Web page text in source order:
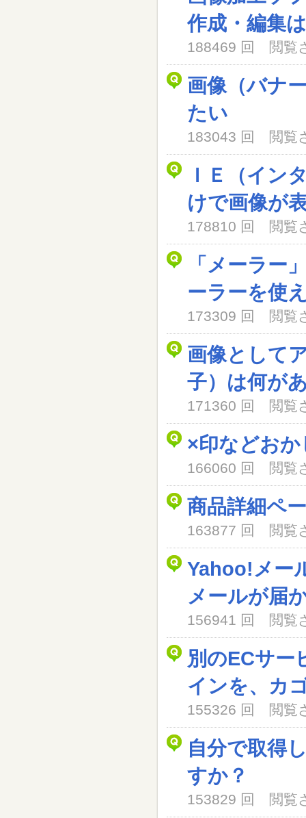
作成・編集
188469 回 閲覧
画像（バナ
たい
183043 回 閲覧
ＩＥ（イン
けで画像が
178810 回 閲覧
「メーラー
ーラーを使
173309 回 閲覧
画像として
子）は何が
171360 回 閲覧
×印などお
166060 回 閲覧
商品詳細ペ
163877 回 閲覧
Yahoo!メー
メールが届
156941 回 閲覧
別のECサー
インを、カ
155326 回 閲覧
自分で取得
すか？
153829 回 閲覧